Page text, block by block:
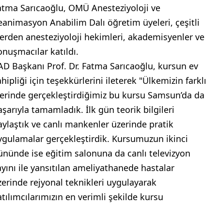
Sarıcaoğlu, OMÜ Anesteziyoloji ve
Anabilim Dalı öğretim üyeleri, çeşitli
anesteziyoloji hekimleri, akademisyenler ve
katıldı.
Başkanı Prof. Dr. Fatma Sarıcaoğlu, kursun ev
için teşekkürlerini ileterek "Ülkemizin farklı
gerçekleştirdiğimiz bu kursu Samsun’da da
tamamladık. İlk gün teorik bilgileri
ve canlı mankenler üzerinde pratik
gerçekleştirdik. Kursumuzun ikinci
ise eğitim salonuna da canlı televizyon
ile yansıtılan ameliyathanede hastalar
rejyonal teknikleri uygulayarak
en verimli şekilde kursu